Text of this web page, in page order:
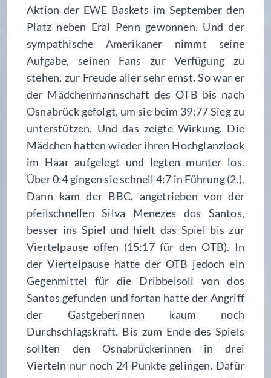
Aktion der EWE Baskets im September den
Platz neben Eral Penn gewonnen. Und der
sympathische Amerikaner nimmt seine
Aufgabe, seinen Fans zur Verfügung zu
stehen, zur Freude aller sehr ernst. So war er
der Mädchenmannschaft des OTB bis nach
Osnabrück gefolgt, um sie beim 39:77 Sieg zu
unterstützen. Und das zeigte Wirkung. Die
Mädchen hatten wieder ihren Hochglanzlook
im Haar aufgelegt und legten munter los.
Über 0:4 gingen sie schnell 4:7 in Führung (2.).
Dann kam der BBC, angetrieben von der
pfeilschnellen Silva Menezes dos Santos,
besser ins Spiel und hielt das Spiel bis zur
Viertelpause offen (15:17 für den OTB). In
der Viertelpause hatte der OTB jedoch ein
Gegenmittel für die Dribbelsoli von dos
Santos gefunden und fortan hatte der Angriff
der Gastgeberinnen kaum noch
Durchschlagskraft. Bis zum Ende des Spiels
sollten den Osnabrückerinnen in drei
Vierteln nur noch 24 Punkte gelingen. Dafür